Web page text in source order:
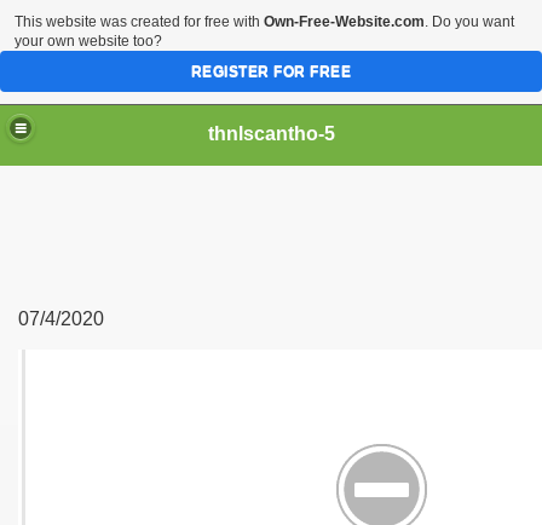
thnlscantho-5
07/4/2020
This website was created for free with Own-Free-Website.com. Do you want
your own website too?
REGISTER FOR FREE